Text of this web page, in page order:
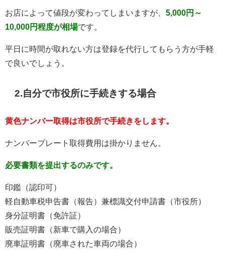
お店によって値段が変わってしまいますが、 5,000円～
10,000円程度が相場です。
平日に時間が取れない方は登録を代行してもらう方が手軽
で良いでしょう。
2.自分で市役所に手続きする場合
黄色ナンバー取得は市役所で手続きをします。
ナンバープレート取得費用は掛かりません。
必要書類を提出するのみです。
印鑑（認印可）
軽自動車税申告書（報告）兼標識交付申請書（市役所）
身分証明書（免許証）
販売証明書（新車で購入の場合）
廃車証明書（廃車された車両の場合）